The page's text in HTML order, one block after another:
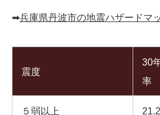
➡︎兵庫県丹波市の地震ハザードマ
震度
30
率
５弱以上